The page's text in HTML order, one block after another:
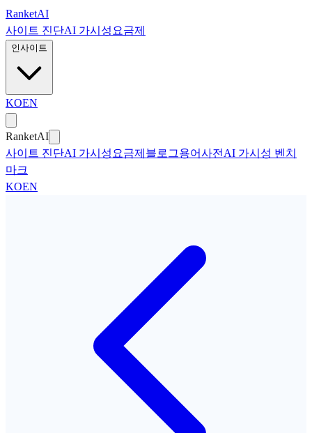
본문으로 건너뛰기
RanketAI
사이트 진단AI 가시성 요금제
인사이트
KOEN
RanketAI
사이트 진단AI 가시성 요금제 블로그용어사전 AI 가시성 벤치
마크
KOEN